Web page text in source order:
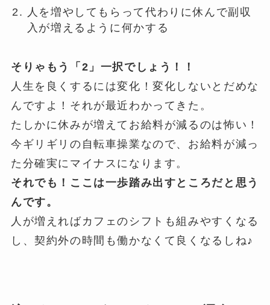
人を増やしてもらって代わりに休んで副収
入が増えるように何かする
そりゃもう「2」一択でしょう！！
人生を良くするには変化！変化しないとだめな
んですよ！それが最近わかってきた。
たしかに休みが増えてお給料が減るのは怖い！
今ギリギリの自転車操業なので、お給料が減っ
た分確実にマイナスになります。
それでも！ここは一歩踏み出すところだと思う
んです。
人が増えればカフェのシフトも組みやすくなる
し、契約外の時間も働かなくて良くなるしね♪